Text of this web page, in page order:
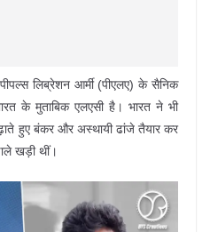
लिब्रेशन आर्मी (पीएलए) के सैनिक
के मुताबिक एलएसी है। भारत ने भी
हुए बंकर और अस्थायी ढांजे तैयार कर
खड़ी थीं।